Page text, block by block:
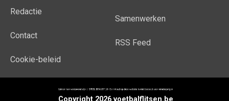
Redactie
Contact
Cookie-beleid
Samenwerken
RSS Feed
Copyright 2026 voetbalflitsen.be